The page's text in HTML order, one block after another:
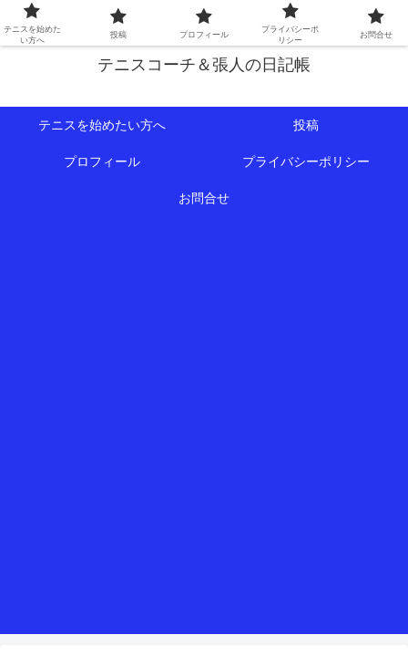
初心者∼中級者向けの情報を中心にテニスライフをサポート！
テニスコーチ＆張人の日記帳
テニスを始めたい方へ 投稿
プロフィール プライバシーポリシー
お問合せ
テニスを始めた
い方へ
投稿 プロフィール
プライバシーポ
リシー
お問合せ